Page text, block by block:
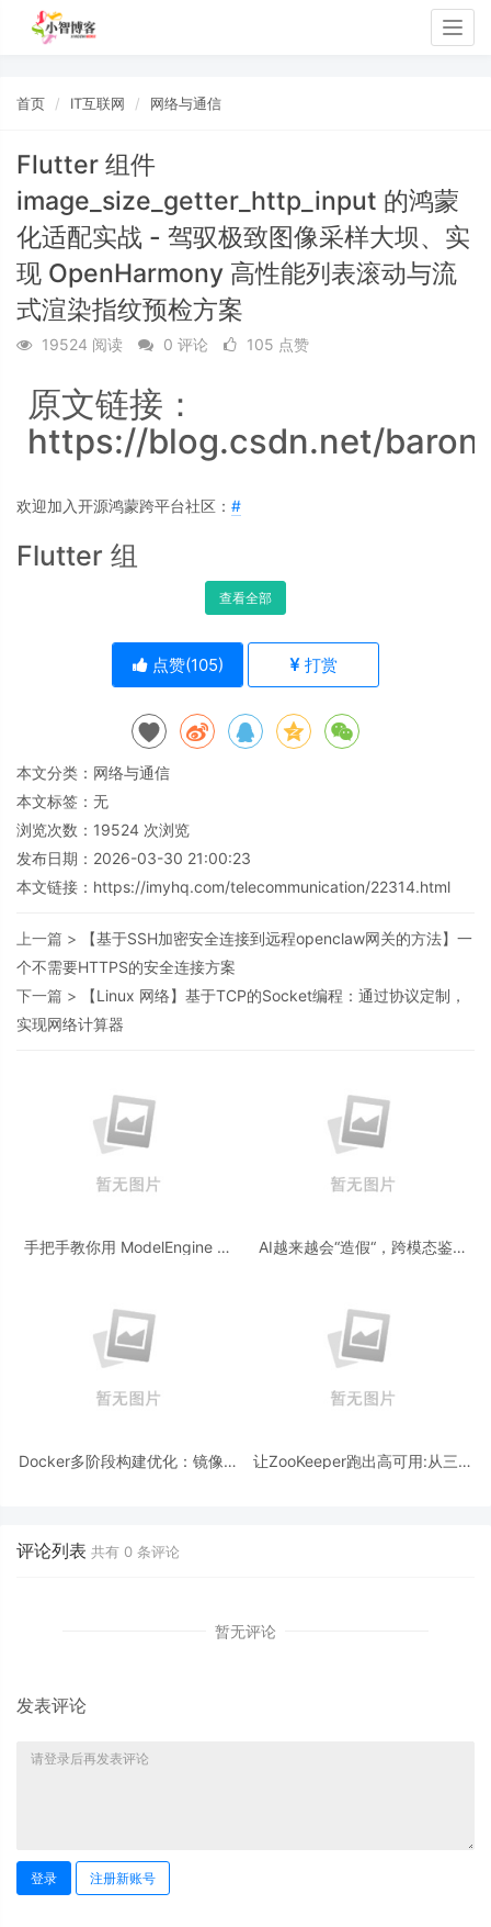
首页 IT互联网 网络与通信
Flutter 组件
image_size_getter_http_input 的鸿蒙
化适配实战 - 驾驭极致图像采样大坝、实
现 OpenHarmony 高性能列表滚动与流
式渲染指纹预检方案
19524 阅读 0 评论 105 点赞
原文链接：
https://blog.csdn.net/
欢迎加入开源鸿蒙跨平台社区： #
Flutter 组
查看全部
点赞(105) 打赏
本文分类： 网络与通信
本文标签：无
浏览次数： 19524 次浏览
发布日期：2026-03-30 21:00:23
本文链接： https://imyhq.com/telecommunication/22314.html
上一篇 >
【基于SSH加密安全连接到远程openclaw网关的方法】一
个不需要HTTPS的安全连接方案
下一篇 >
【Linux 网络】基于TCP的Socket编程：通过协议定制，
实现网络计算器
手把手教你用 ModelEngine 打
AI越来越会“造假“，跨模态鉴伪
Docker多阶段构建优化：镜像体
让ZooKeeper跑出高可用:从三节
评论列表 共有 0 条评论
暂无评论
发表评论
登录 注册新账号